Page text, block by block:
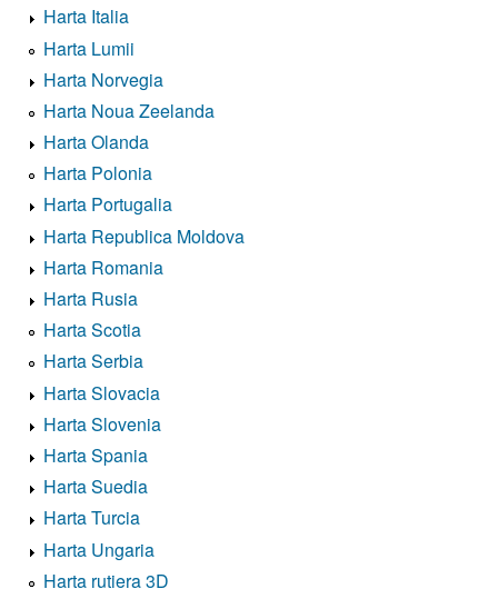
Harta Italia
Harta Lumii
Harta Norvegia
Harta Noua Zeelanda
Harta Olanda
Harta Polonia
Harta Portugalia
Harta Republica Moldova
Harta Romania
Harta Rusia
Harta Scotia
Harta Serbia
Harta Slovacia
Harta Slovenia
Harta Spania
Harta Suedia
Harta Turcia
Harta Ungaria
Harta rutiera 3D